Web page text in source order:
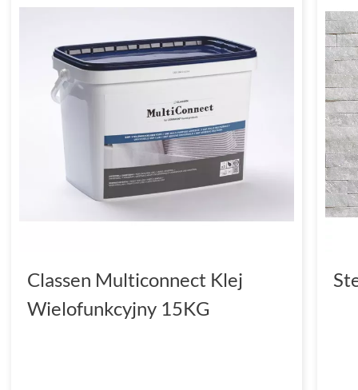
Classen Multiconnect Klej
Wielofunkcyjny 15KG